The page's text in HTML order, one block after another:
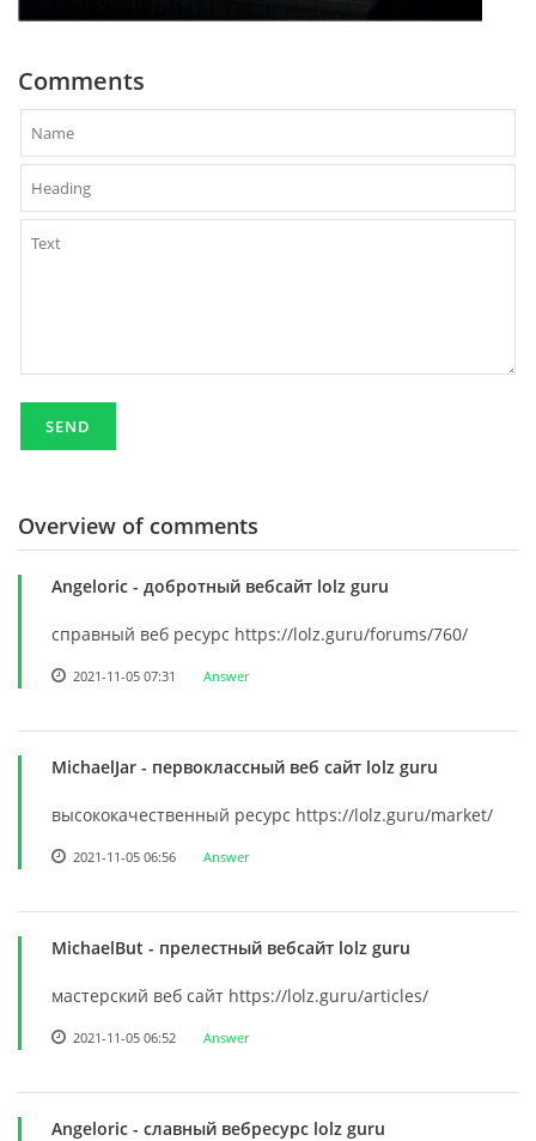
Comments
Overview of comments
Angeloric - добротный вебсайт lolz guru
справный веб ресурс https://lolz.guru/forums/760/
2021-11-05 07:31 Answer
MichaelJar - первоклассный веб сайт lolz guru
высококачественный ресурс https://lolz.guru/market/
2021-11-05 06:56 Answer
MichaelBut - прелестный вебсайт lolz guru
мастерский веб сайт https://lolz.guru/articles/
2021-11-05 06:52 Answer
Angeloric - славный вебресурс lolz guru